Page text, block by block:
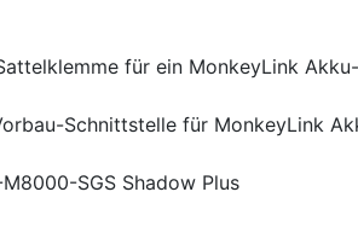
für ein MonkeyLink
Schnittstelle für MonkeyLink
SGS Shadow Plus